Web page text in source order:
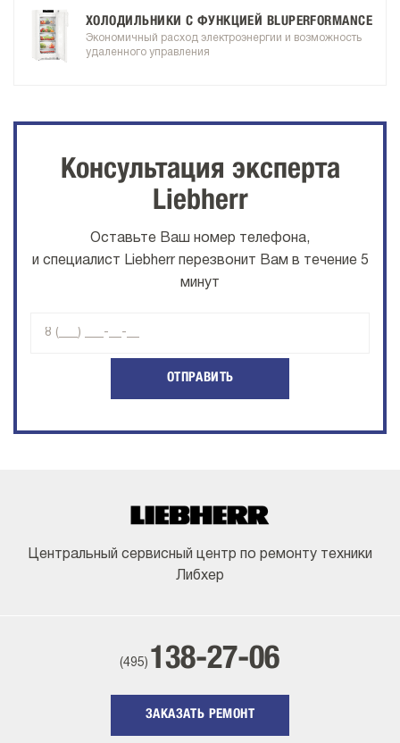
ХОЛОДИЛЬНИКИ С ФУНКЦИЕЙ BLUPERFORMANCE
Экономичный расход электроэнергии и возможность
удаленного управления
Консультация эксперта
Liebherr
Оставьте Ваш номер телефона,
и специалист Liebherr перезвонит Вам в течение 5
минут
ОТПРАВИТЬ
Центральный сервисный центр по ремонту техники
Либхер
(495) 138-27-06
ЗАКАЗАТЬ РЕМОНТ